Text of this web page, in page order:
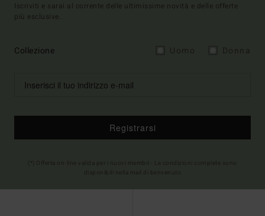
Iscriviti e sarai al corrente delle ultimissime novità e delle offerte
più esclusive.
Collezione
Registrarsi